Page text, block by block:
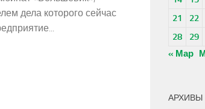
дела которого сейчас
21
22
28
29
« Мар
АРХИВЫ